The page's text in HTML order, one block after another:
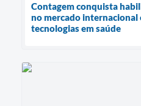
Contagem conquista
no mercado internacional
tecnologias em saúde